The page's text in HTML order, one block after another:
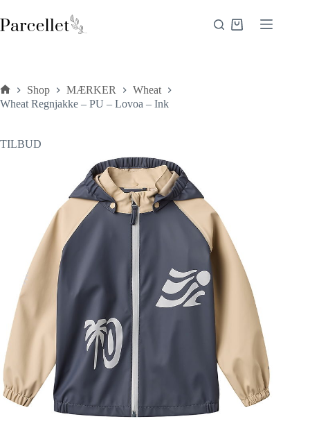
til
indhold
Indkøbskurv
Forside
Shop MÆRKER
Wheat
Wheat Regnjakke – PU – Lovoa – Ink
TILBUD